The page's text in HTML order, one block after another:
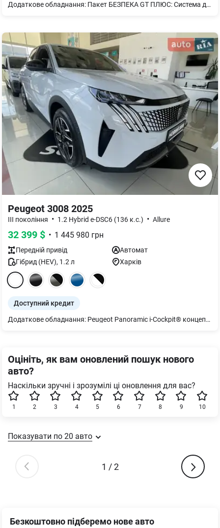
Додаткове обладнання: Пакет БЕЗПЕКА GT ПЛЮС: Система допомоги при зміні смуги руху Lane change assist - long range (ZVM9) Система попередження про поперечний рух позаду Rear Cross Traffic Alert Асистент утримання обраної позиції в смузі руху Lane Positioning Assist Сигналізація (AB13) Бездротова зарядка, 15 Вт (E301) Камера 360° (4 камери) (IG36) Зовнішні дзеркала заднього виду з функцією автоскладання, LED-підсвіткою і налаштуванням позиції при реверсі (HU24)
Peugeot 3008 2025
III покоління • 1.2 Hybrid e-DSC6 (136 к.с.) • Allure
32 399 $ • 1 445 980 грн
Передній привід
Автомат
Гібрид (HEV), 1.2л Харків
Доступний кредит
Додаткове обладнання: Peugeot Panoramic i-Cockpit® концепція організації простору навколо водія: 21" HD-екран. Частина екрану навпроти водія - нечутлива, центральна частина екрану - чутлива до дотику, з Ambient підсвіткою Бездротовий Mirror Screen (Android Auto, Apple Car Play) Bluetooth з можливістю підключення 2-х телефонів одночасно, 3 USB (type C) PEUGEOT Virtual i-Toggles із 10-ма настроюваними ярликами Навігація Бездротова зарядка, 15 Вт (E301)
Оцініть, як вам оновлений пошук нового
авто?
Наскільки зручні і зрозумілі ці оновлення для вас?
10
9
8
7
6
5
4
3
2
1
Показувати по 20 авто
1 /2
Безкоштовно підберемо нове авто